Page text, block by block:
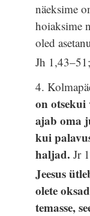
näeksime
hoiaksime
oled
Jh
4.
on otsekui
ajab oma
kui
haljad.Jr
Jeesus
olete
temasse,